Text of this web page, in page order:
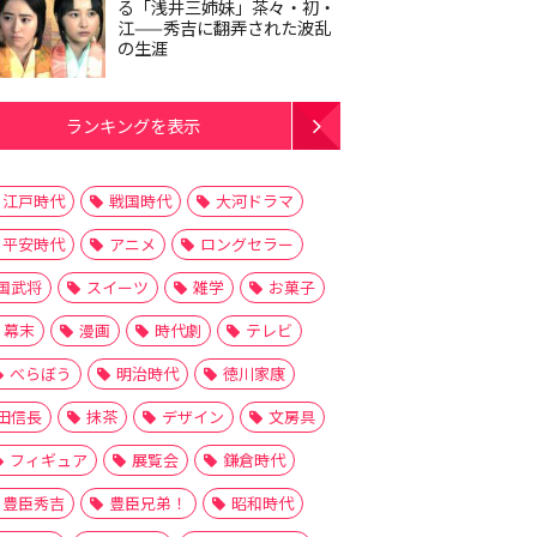
る「浅井三姉妹」茶々・初・
江——秀吉に翻弄された波乱
の生涯
ランキングを表示
江戸時代 戦国時代
大河ドラマ
平安時代
アニメ
ロングセラー
武将
スイーツ 雑学
お菓子
幕末
漫画 時代劇
テレビ
べらぼう
明治時代
徳川家康
信長
抹茶 デザイン
文房具
フィギュア
展覧会
鎌倉時代
豊臣秀吉
豊臣兄弟！
昭和時代